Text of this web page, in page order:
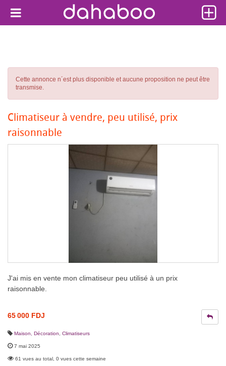
Cette annonce n´est plus disponible et aucune proposition ne peut être
transmise.
Climatiseur à vendre, peu utilisé, prix
raisonnable
J'ai mis en vente mon climatiseur peu utilisé à un prix
raisonnable.
65 000 FDJ
Maison, Décoration Climatiseurs
7 mai 2025
61 vues au total, 0 vues cette semaine